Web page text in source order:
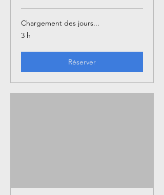
Chargement des jours...
3 h
Réserver